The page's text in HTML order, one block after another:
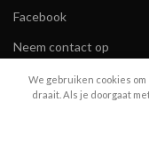
Facebook
Neem contact op
We gebruiken cookies
draait. Als je doorgaat